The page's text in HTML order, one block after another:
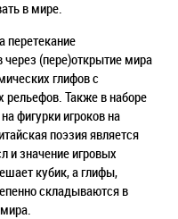
в мире.
перетекание
через (пере)открытие мира
глифов с
рельефов. Также в наборе
фигурки игроков на
поэзия является
значение игровых
кубик, а глифы,
складываются в